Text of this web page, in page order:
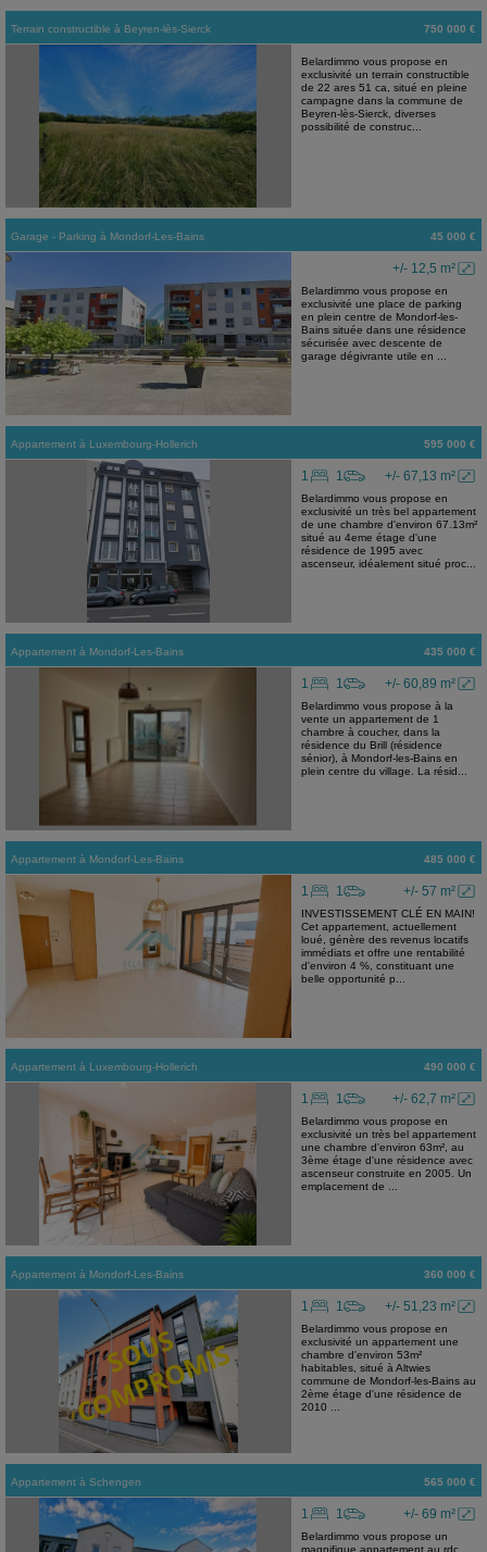
Terrain constructible à Beyren-lès-Sierck 750 000 €
Belardimmo vous propose en
exclusivité un terrain constructible
de 22 ares 51 ca, situé en pleine
campagne dans la commune de
Beyren-lès-Sierck, diverses
possibilité de construc...
Garage - Parking à Mondorf-Les-Bains 45 000 €
+/- 12,5 m²
Belardimmo vous propose en
exclusivité une place de parking
en plein centre de Mondorf-les-
Bains située dans une résidence
sécurisée avec descente de
garage dégivrante utile en ...
Appartement à Luxembourg-Hollerich 595 000 €
+/- 67,13 m²
1 1
Belardimmo vous propose en
exclusivité un très bel appartement
de une chambre d'environ 67.13m²
situé au 4eme étage d'une
résidence de 1995 avec
ascenseur, idéalement situé proc...
Appartement à Mondorf-Les-Bains 435 000 €
+/- 60,89 m²
1 1
Belardimmo vous propose à la
vente un appartement de 1
chambre à coucher, dans la
résidence du Brill (résidence
sénior), à Mondorf-les-Bains en
plein centre du village. La résid...
Appartement à Mondorf-Les-Bains 485 000 €
+/- 57 m²
1 1
INVESTISSEMENT CLÉ EN MAIN!
Cet appartement, actuellement
loué, génère des revenus locatifs
immédiats et offre une rentabilité
d'environ 4 %, constituant une
belle opportunité p...
Appartement à Luxembourg-Hollerich 490 000 €
+/- 62,7 m²
1 1
Belardimmo vous propose en
exclusivité un très bel appartement
une chambre d'environ 63m², au
3ème étage d'une résidence avec
ascenseur construite en 2005. Un
emplacement de ...
Appartement à Mondorf-Les-Bains 360 000 €
+/- 51,23 m²
1 1
Belardimmo vous propose en
exclusivité un appartement une
chambre d'environ 53m²
habitables, situé à Altwies
commune de Mondorf-les-Bains au
2ème étage d'une résidence de
2010 ...
Appartement à Schengen 565 000 €
+/- 69 m²
1 1
Belardimmo vous propose un
magnifique appartement au rdc